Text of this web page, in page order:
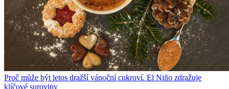
Proč může být letos dražší vánoční cukroví. El Niño zdražuje
klíčové suroviny